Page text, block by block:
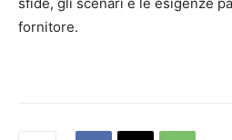
fornitore.